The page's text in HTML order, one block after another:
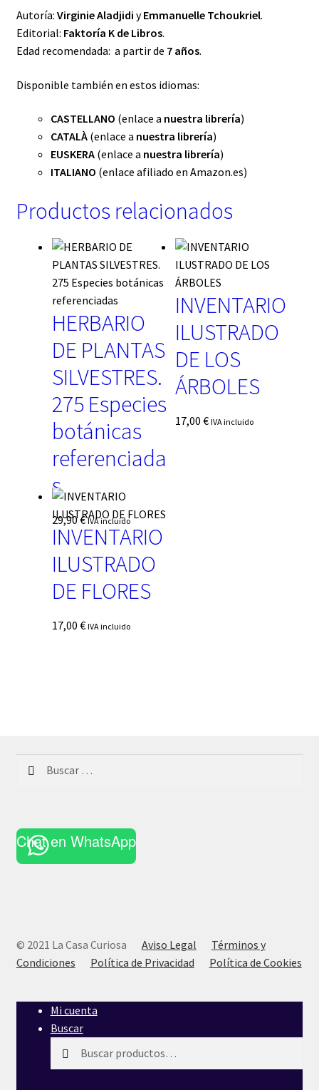
Autoría: Virginie Aladjidi yEmmanuelle Tchoukriel.
Editorial: Faktoría K de Libros.
Edad recomendada: a partir de 7 años.
Disponible también en estos idiomas:
CASTELLANO (enlace a nuestra librería)
CATALÀ(enlace a nuestra librería)
EUSKERA(enlace a nuestra librería)
ITALIANO (enlace afiliado en Amazon.es)
Productos relacionados
HERBARIO
DE PLANTAS
SILVESTRES.
275 Especies
botánicas
referenciada
s
29,90€ IVA incluido
INVENTARIO
ILUSTRADO
DE LOS
ÁRBOLES
17,00€ IVA incluido
INVENTARIO
ILUSTRADO
DE FLORES
17,00 € IVA incluido
Chat en WhatsApp
© 2021 La Casa Curiosa Aviso Legal
Términos y
Condiciones
Política de Privacidad Política de Cookies
Mi cuenta
Buscar